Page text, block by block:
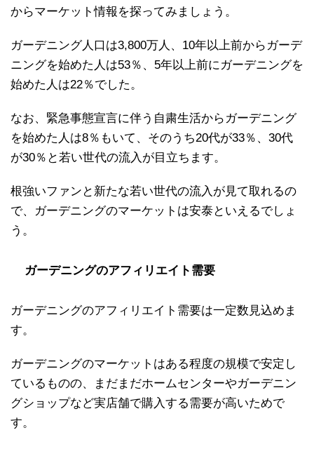
からマーケット情報を探ってみましょう。
ガーデニング人口は3,800万人、10年以上前からガーデ
ニングを始めた人は53％、5年以上前にガーデニングを
始めた人は22％でした。
なお、緊急事態宣言に伴う自粛生活からガーデニング
を始めた人は8％もいて、そのうち20代が33％、30代
が30％と若い世代の流入が目立ちます。
根強いファンと新たな若い世代の流入が見て取れるの
で、ガーデニングのマーケットは安泰といえるでしょ
う。
ガーデニングのアフィリエイト需要
ガーデニングのアフィリエイト需要は一定数見込めま
す。
ガーデニングのマーケットはある程度の規模で安定し
ているものの、まだまだホームセンターやガーデニン
グショップなど実店舗で購入する需要が高いためで
す。